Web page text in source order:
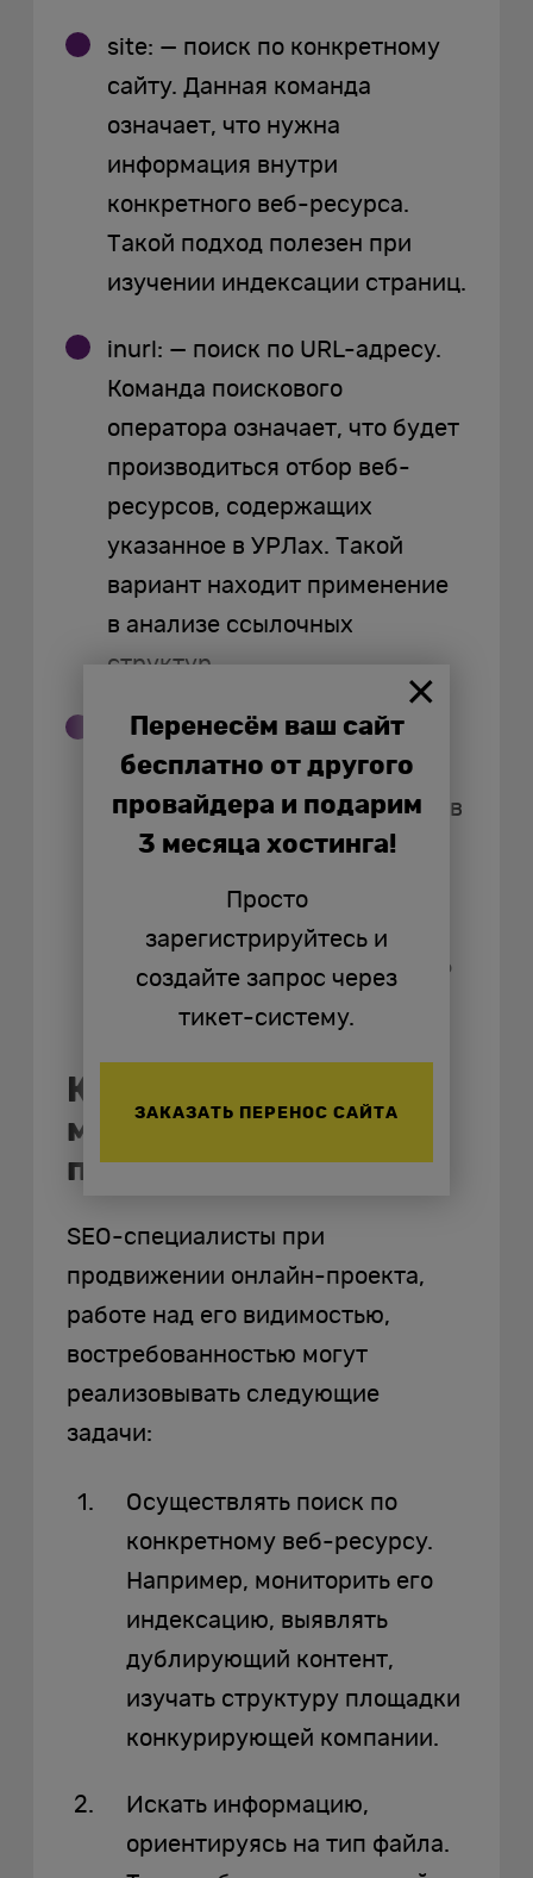
site: — поиск по конкретному
сайту. Данная команда
означает, что нужна
информация внутри
конкретного веб-ресурса.
Такой подход полезен при
изучении индексации страниц.
inurl: — поиск по URL-адресу.
Команда поискового
оператора означает, что будет
производиться отбор веб-
ресурсов, содержащих
указанное в УРЛах. Такой
вариант находит применение
в анализе ссылочных
структур.
filetype: — поиск по типу
файлов. Осуществляется
помощь в определении файлов
нужного формата (PPT, PDF и
т. д.). Чаще всего это нужно,
чтобы найти документацию,
часть кейса, может выглядеть
Какие SEO-задачи
можно решать с
помощью операторов
SEO-специалисты при
продвижении онлайн-проекта,
работе над его видимостью,
востребованностью могут
реализовывать следующие
задачи:
Осуществлять поиск по
конкретному веб-ресурсу.
Например, мониторить его
индексацию, выявлять
дублирующий контент,
изучать структуру площадки
конкурирующей компании.
Искать информацию,
ориентируясь на тип файла.
Перенесём ваш сайт
бесплатно от другого
провайдера и подарим
3 месяца хостинга!
Просто
зарегистрируйтесь и
создайте запрос через
тикет-систему.
ЗАКАЗАТЬ ПЕРЕНОС САЙТА